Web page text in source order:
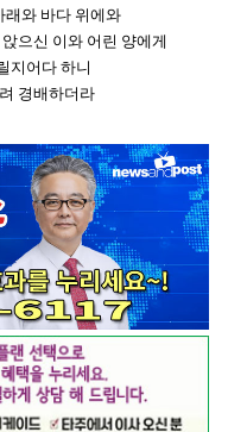
래와 바다 위에와
으신 이와 어린 양에게
지어다 하니
경배하더라